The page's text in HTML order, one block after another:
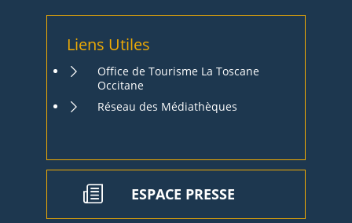
Liens Utiles
Office de Tourisme La Toscane
Occitane
Réseau des Médiathèques
ESPACE PRESSE